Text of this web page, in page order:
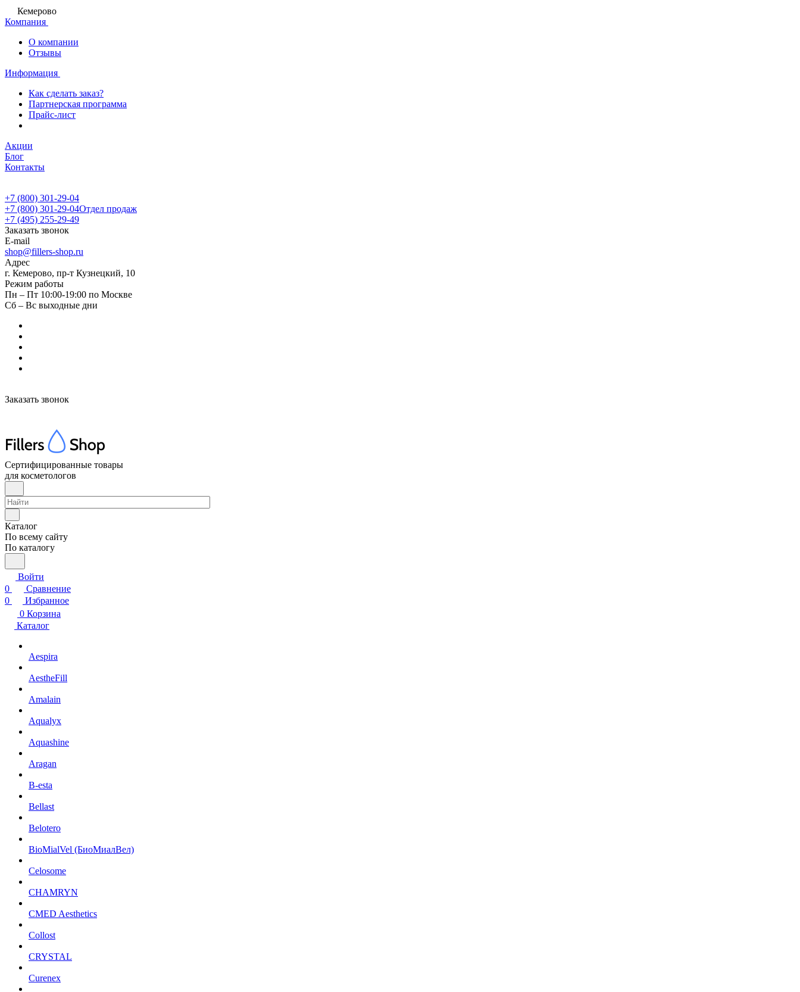
Кемерово
Компания
О компании
Отзывы
Информация
Как сделать заказ?
Партнерская программа
Прайс-лист
Акции
Блог
Контакты
+7 (800) 301-29-04
+7 (800) 301-29-04Отдел продаж
+7 (495) 255-29-49
Заказать звонок
E-mail
shop@fillers-shop.ru
Адрес
г. Кемерово, пр-т Кузнецкий, 10
Режим работы
Пн – Пт 10:00-19:00 по Москве
Сб – Вс выходные дни
Заказать звонок
Сертифицированные товары
для косметологов
Каталог
По всему сайту
По каталогу
Войти
0
Сравнение
0
Избранное
0 Корзина
Каталог
Aespira
AestheFill
Amalain
Aqualyx
Aquashine
Aragan
B-esta
Bellast
Belotero
BioMialVel (БиоМиалВел)
Celosome
CHAMRYN
CMED Aesthetics
Collost
CRYSTAL
Curenex